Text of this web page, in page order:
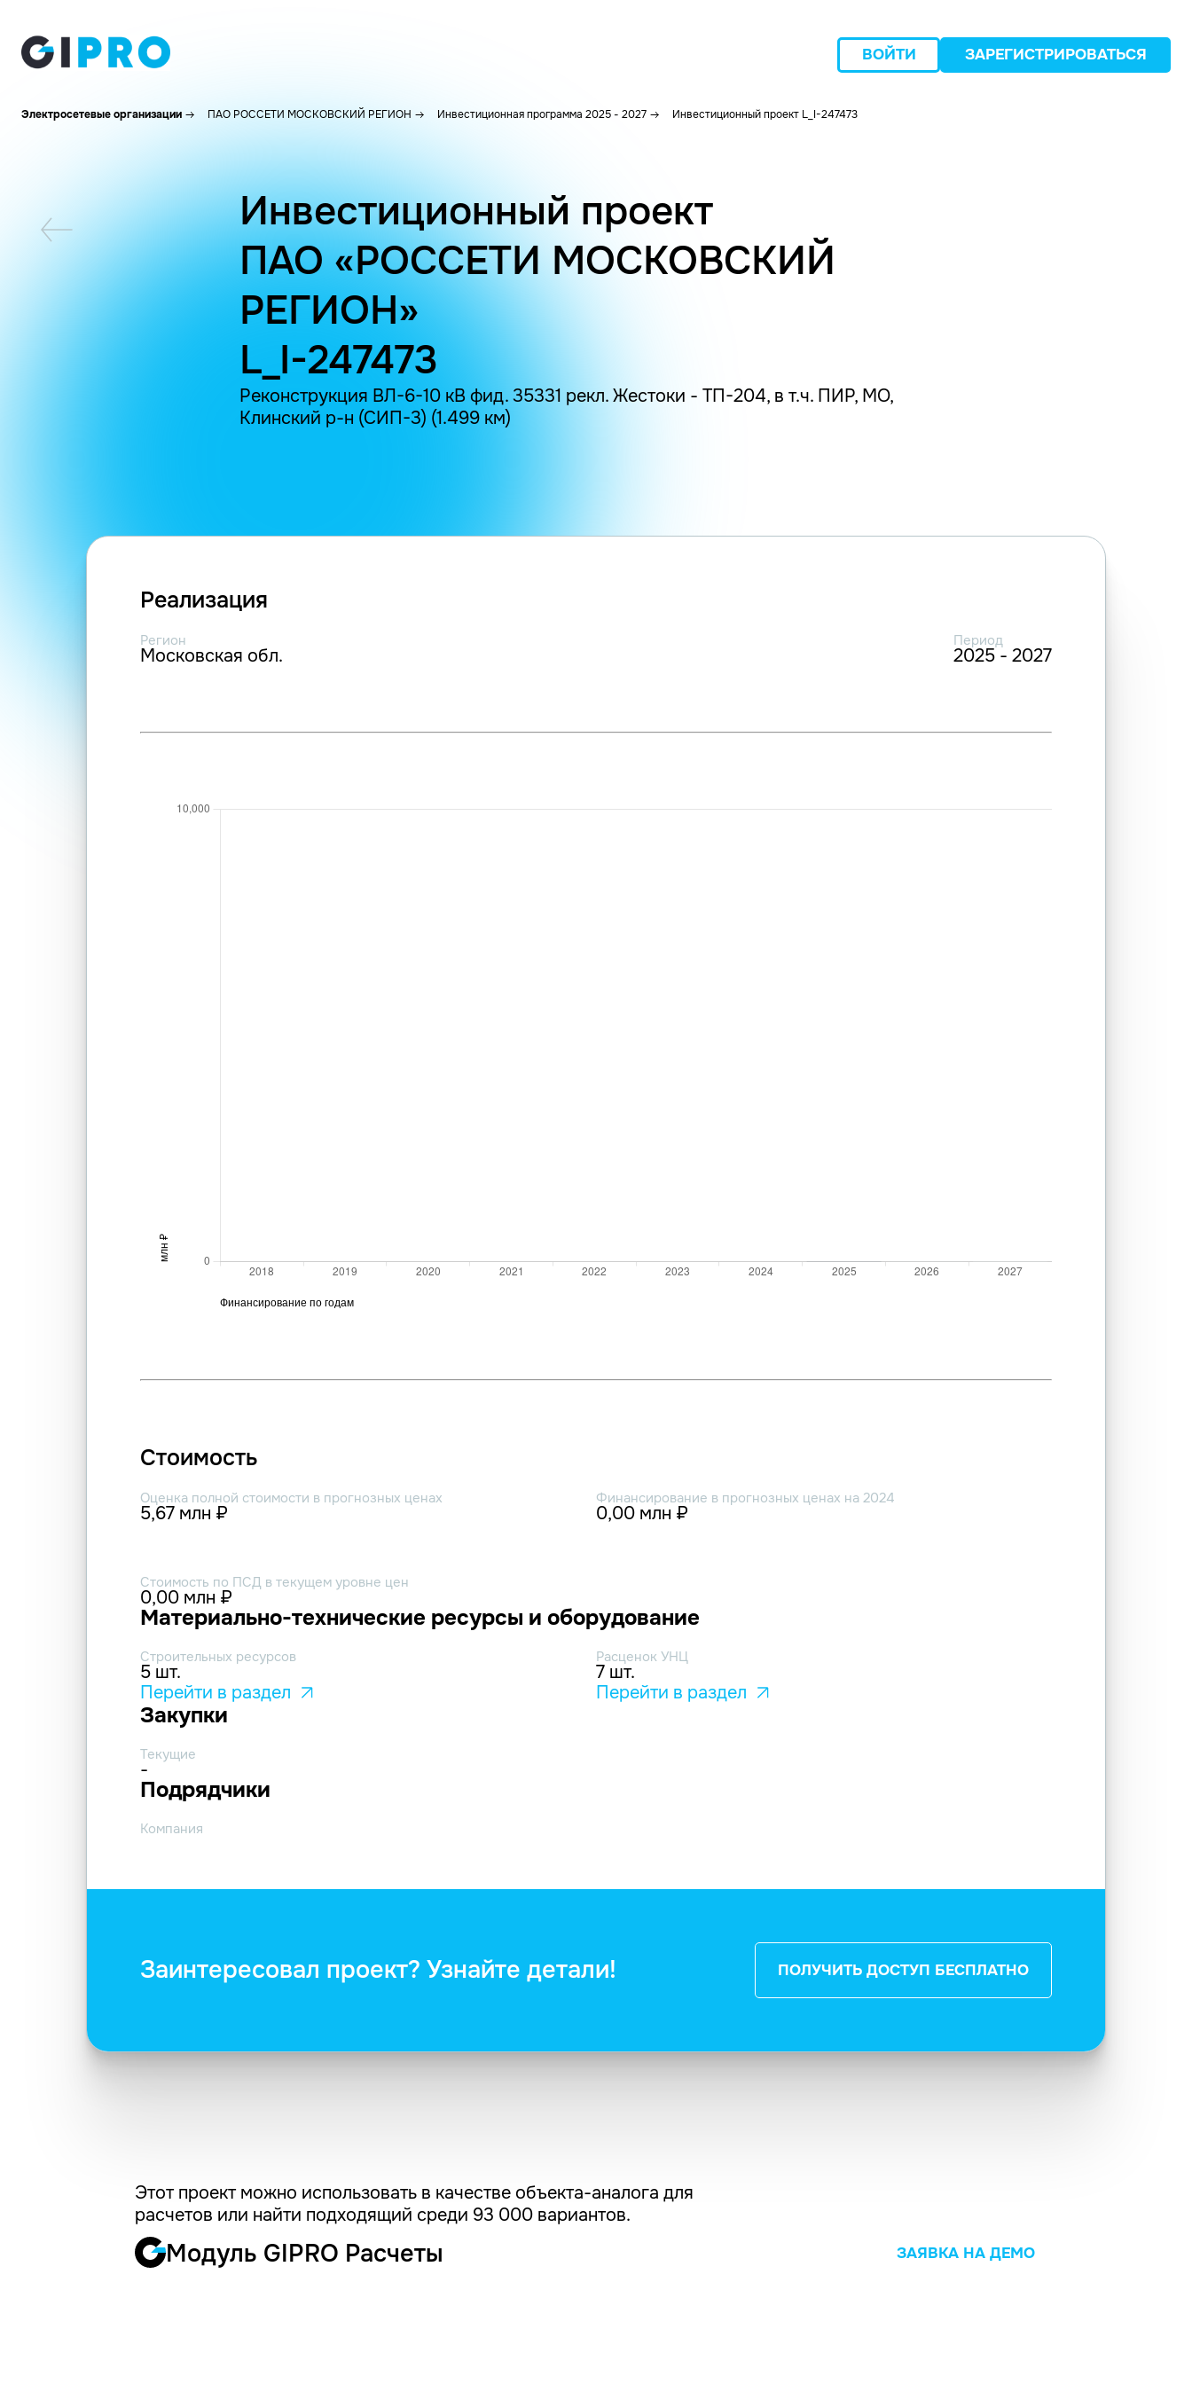
ВОЙТИ ЗАРЕГИСТРИРОВАТЬСЯ
Электросетевые организации ПАО РОССЕТИ МОСКОВСКИЙ РЕГИОН Инвестиционная программа 2025 - 2027 Инвестиционный проект L_I-247473
Инвестиционный проект
ПАО «РОССЕТИ МОСКОВСКИЙ
РЕГИОН»
L_I-247473
Реконструкция ВЛ-6-10 кВ фид. 35331 рекл. Жестоки - ТП-204, в т.ч. ПИР, МО,
Клинский р-н (СИП-3) (1.499 км)
Реализация
Регион
Московская обл.
Период
2025 - 2027
Стоимость
Оценка полной стоимости в прогнозных ценах
5,67 млн ₽
Финансирование в прогнозных ценах на 2024
0,00 млн ₽
Стоимость по ПСД в текущем уровне цен
0,00 млн ₽
Материально-технические ресурсы и оборудование
Строительных ресурсов
5 шт.
Перейти в раздел
Расценок УНЦ
7 шт.
Перейти в раздел
Закупки
Текущие
-
Подрядчики
Компания
Заинтересовал проект? Узнайте детали! ПОЛУЧИТЬ ДОСТУП БЕСПЛАТНО
Этот проект можно использовать в качестве объекта-аналога для
расчетов или найти подходящий среди 93 000 вариантов.
Модуль GIPRO Расчеты ЗАЯВКА НА ДЕМО